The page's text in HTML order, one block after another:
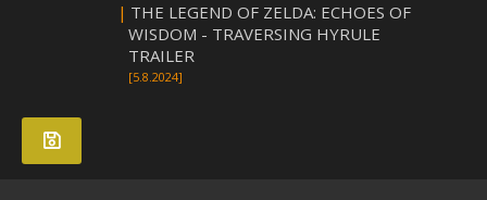
| THE LEGEND OF ZELDA: ECHOES OF
WISDOM - TRAVERSING HYRULE
TRAILER
[5.8.2024]